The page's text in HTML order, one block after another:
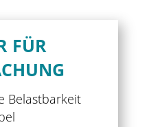
FÜR
Belastbarkeit